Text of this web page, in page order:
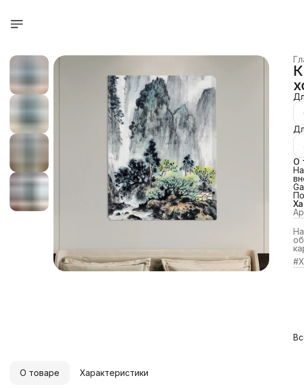
О
📌
О товаре Характеристики